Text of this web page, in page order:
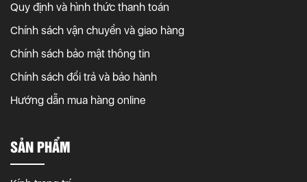
Quy định và hình thức thanh toán
Chính sách vận chuyển và giao hàng
Chính sách bảo mật thông tin
Chính sách đổi trả và bảo hành
Hướng dẫn mua hàng online
SẢN PHẨM